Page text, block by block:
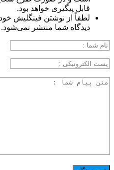
قابل پیگیری خواهد بود.
لطفاً از نوشتن فینگلیش
دیدگاه شما منتشر نمی‌شود.